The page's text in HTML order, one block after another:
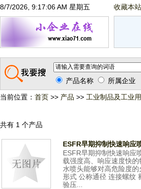
8/7/2026, 9:17:06 AM 星期五 收藏本站
产品名称 所属企业
当前位置： 首页 >> 产品 >> 工业制品及工业
共有 1 个产品
ESFR早期抑制快速响
ESFR早期抑制快速响应
载强度高、响应速度快
水喷头能够对高危险度
形式 公称通径 连接螺纹
验压...